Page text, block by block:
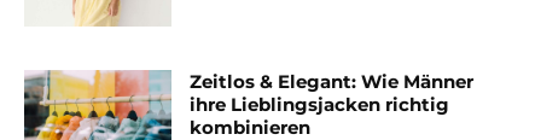
Zeitlos & Elegant: Wie Männer
ihre Lieblingsjacken richtig
kombinieren